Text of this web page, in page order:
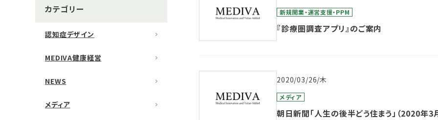
カテゴリー
認知症デザイン
MEDIVA健康経営
NEWS
メディア
新規開業・運営支援・PPM
『診療圏調査アプリ』のご案内
2020/03/26/木
メディア
朝日新聞「人生の後半どう住まう」（2020年3